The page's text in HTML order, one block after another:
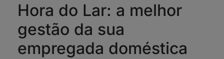
Hora do Lar: a melhor
gestão da sua
empregada doméstica